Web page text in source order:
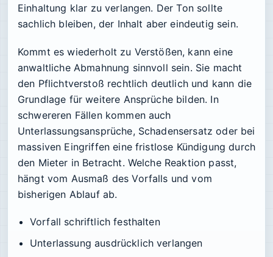
Einhaltung klar zu verlangen. Der Ton sollte
sachlich bleiben, der Inhalt aber eindeutig sein.
Kommt es wiederholt zu Verstößen, kann eine
anwaltliche Abmahnung sinnvoll sein. Sie macht
den Pflichtverstoß rechtlich deutlich und kann die
Grundlage für weitere Ansprüche bilden. In
schwereren Fällen kommen auch
Unterlassungsansprüche, Schadensersatz oder bei
massiven Eingriffen eine fristlose Kündigung durch
den Mieter in Betracht. Welche Reaktion passt,
hängt vom Ausmaß des Vorfalls und vom
bisherigen Ablauf ab.
Vorfall schriftlich festhalten
Unterlassung ausdrücklich verlangen